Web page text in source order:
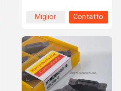
Realizzato in Carburo
Cementato con
Scanalatura Diritta
Miglior
Contatto